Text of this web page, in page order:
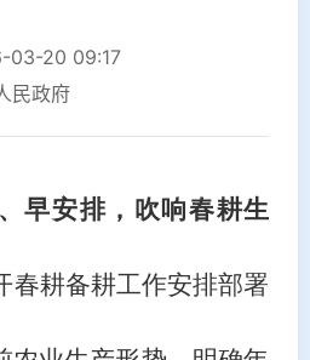
03-20 09:17
民政府
早安排，吹响春耕生
春耕备耕工作安排部署